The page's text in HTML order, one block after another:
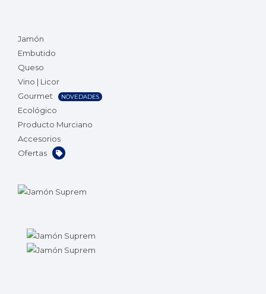
Jamón
Embutido
Queso
Vino | Licor
Gourmet
NOVEDADES
Ecológico
Producto Murciano
Accesorios
Ofertas